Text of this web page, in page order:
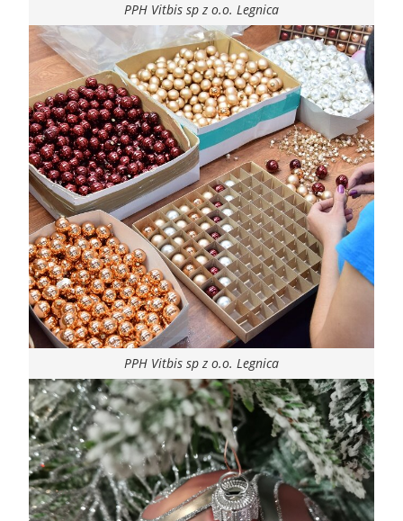
PPH Vitbis sp z o.o. Legnica
PPH Vitbis sp z o.o. Legnica